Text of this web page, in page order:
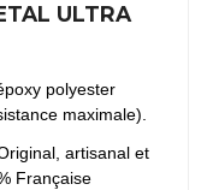
ULTRA
polyester
maximale).
artisanal et
Française